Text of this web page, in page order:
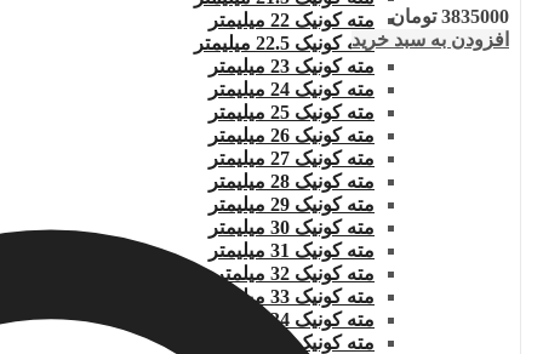
مته کونیک 22 میلیمتر
مته کونیک 22.5 میلیمتر
مته کونیک 23 میلیمتر
مته کونیک 24 میلیمتر
مته کونیک 25 میلیمتر
مته کونیک 26 میلیمتر
مته کونیک 27 میلیمتر
مته کونیک 28 میلیمتر
مته کونیک 29 میلیمتر
مته کونیک 30 میلیمتر
مته کونیک 31 میلیمتر
مته کونیک 32 میلمتر
مته کونیک 33 میلیمتر
مته کونیک 34 میلیمتر
مته کونیک 35 میلیمتر
3835000 تومان
افزودن به سبد خرید